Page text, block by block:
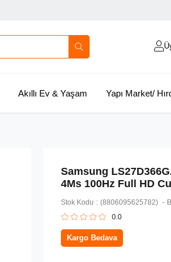
Akıllı Ev & Yaşam Yapı Market/
Samsung
4Ms 100Hz Full HD
Stok Kodu (8806095625782)
0.0
Kargo Bedava